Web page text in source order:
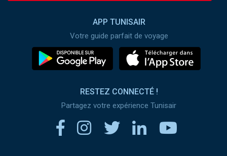
APP TUNISAIR
Votre guide parfait de voyage
RESTEZ CONNECTÉ !
Partagez votre expérience Tunisair